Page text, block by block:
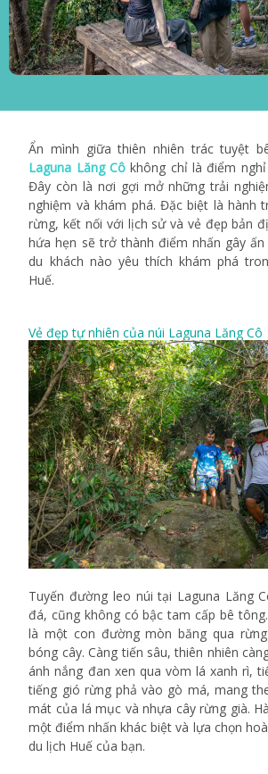
Ẩn mình giữa thiên nhiên trác tuyệt
Laguna Lăng Cô không chỉ là điểm
Đây còn là nơi gợi mở những trải
nghiệm và khám phá. Đặc biệt là hành
rừng, kết nối với lịch sử và vẻ đẹp bản
hứa hẹn sẽ trở thành điểm nhấn gây
du khách nào yêu thích khám phá
Huế.
Vẻ đẹp tự nhiên của núi Laguna Lăng Cô
Tuyến đường leo núi tại Laguna Lăng
đá, cũng không có bậc tam cấp bê
là một con đường mòn băng qua
bóng cây. Càng tiến sâu, thiên nhiên
ánh nắng đan xen qua vòm lá xanh rì,
tiếng gió rừng phả vào gò má, mang
mát của lá mục và nhựa cây rừng già.
một điểm nhấn khác biệt và lựa chọn
du lịch Huế của bạn.